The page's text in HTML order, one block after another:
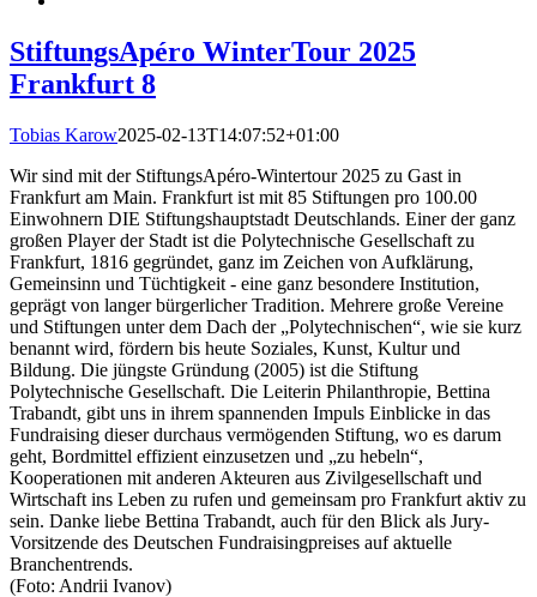
StiftungsApéro WinterTour 2025
Frankfurt 8
Tobias Karow2025-02-13T14:07:52+01:00
Wir sind mit der StiftungsApéro-Wintertour 2025 zu Gast in
Frankfurt am Main. Frankfurt ist mit 85 Stiftungen pro 100.00
Einwohnern DIE Stiftungshauptstadt Deutschlands. Einer der ganz
großen Player der Stadt ist die Polytechnische Gesellschaft zu
Frankfurt, 1816 gegründet, ganz im Zeichen von Aufklärung,
Gemeinsinn und Tüchtigkeit - eine ganz besondere Institution,
geprägt von langer bürgerlicher Tradition. Mehrere große Vereine
und Stiftungen unter dem Dach der „Polytechnischen“, wie sie kurz
benannt wird, fördern bis heute Soziales, Kunst, Kultur und
Bildung. Die jüngste Gründung (2005) ist die Stiftung
Polytechnische Gesellschaft. Die Leiterin Philanthropie, Bettina
Trabandt, gibt uns in ihrem spannenden Impuls Einblicke in das
Fundraising dieser durchaus vermögenden Stiftung, wo es darum
geht, Bordmittel effizient einzusetzen und „zu hebeln“,
Kooperationen mit anderen Akteuren aus Zivilgesellschaft und
Wirtschaft ins Leben zu rufen und gemeinsam pro Frankfurt aktiv zu
sein. Danke liebe Bettina Trabandt, auch für den Blick als Jury-
Vorsitzende des Deutschen Fundraisingpreises auf aktuelle
Branchentrends.
(Foto: Andrii Ivanov)